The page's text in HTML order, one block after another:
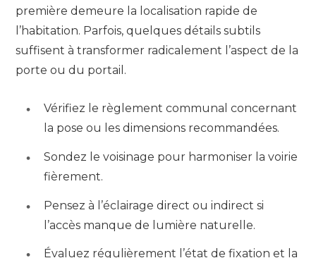
première demeure la localisation rapide de
l’habitation. Parfois, quelques détails subtils
suffisent à transformer radicalement l’aspect de la
porte ou du portail.
Vérifiez le règlement communal concernant
la pose ou les dimensions recommandées.
Sondez le voisinage pour harmoniser la voirie
fièrement.
Pensez à l’éclairage direct ou indirect si
l’accès manque de lumière naturelle.
Évaluez régulièrement l’état de fixation et la